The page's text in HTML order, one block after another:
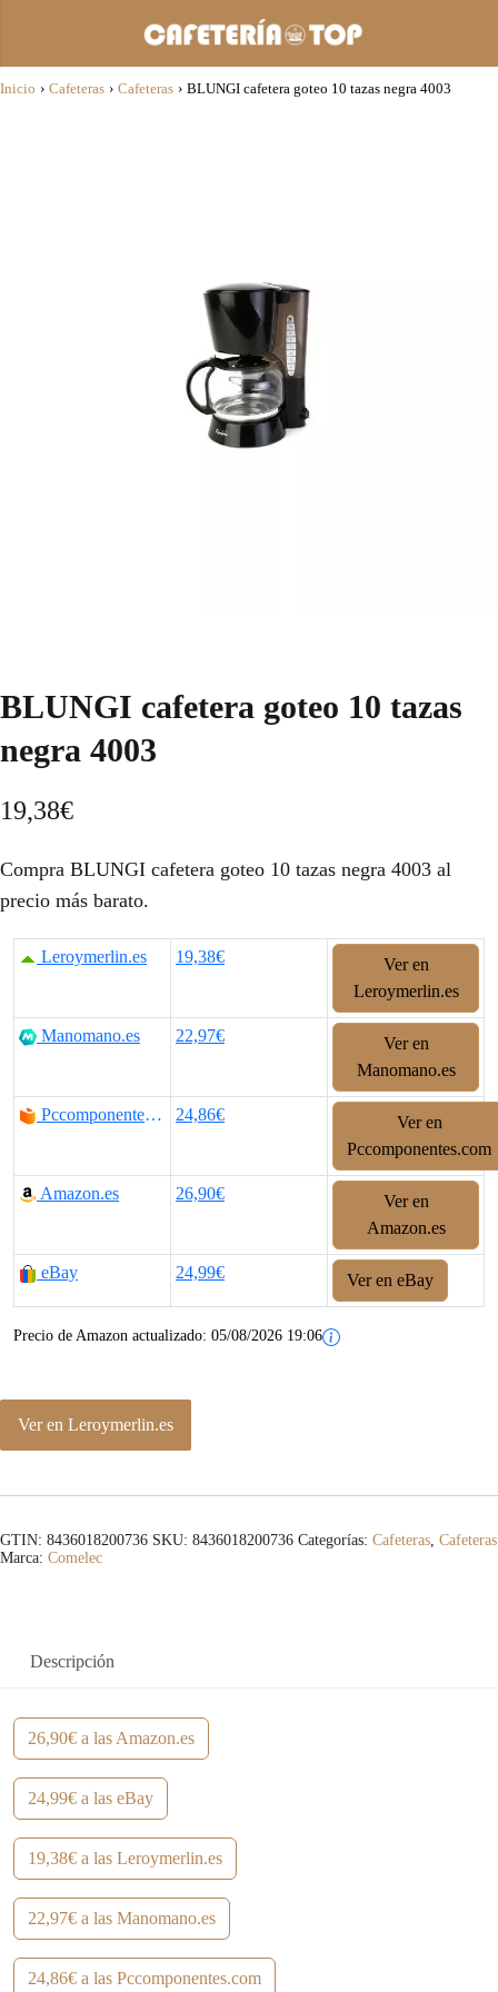
Inicio › Cafeteras › Cafeteras › BLUNGI cafetera goteo 10 tazas negra 4003
BLUNGI cafetera goteo 10 tazas
negra 4003
19,38€
Compra BLUNGI cafetera goteo 10 tazas negra 4003 al
precio más barato.
Leroymerlin.es 19,38€
Ver en
Leroymerlin.es
Manomano.es 22,97€
Ver en
Manomano.es
Pccomponentes.com 24,86€
Ver en
Pccomponentes.com
Amazon.es 26,90€
Ver en
Amazon.es
eBay 24,99€ Ver en eBay
Precio de Amazon actualizado: 05/08/2026 19:06
Ver en Leroymerlin.es
GTIN: 8436018200736 SKU: 8436018200736 Categorías: Cafeteras, Cafeteras
Marca: Comelec
Descripción
26,90€ a las Amazon.es
24,99€ a las eBay
19,38€ a las Leroymerlin.es
22,97€ a las Manomano.es
24,86€ a las Pccomponentes.com